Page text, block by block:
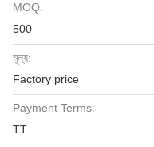
MOQ:
500
মূল্য:
Factory price
Payment Terms:
TT